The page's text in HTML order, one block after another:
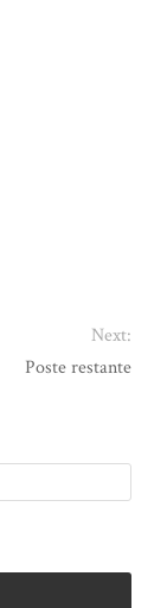
Next:
Poste restante